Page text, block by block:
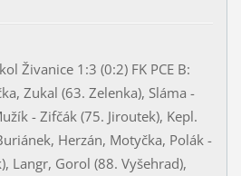
Živanice 1:3 (0:2) FK PCE B:
Zukal (63. Zelenka), Sláma -
- Zifčák (75. Jiroutek), Kepl.
Herzán, Motyčka, Polák -
Langr, Gorol (88. Vyšehrad),